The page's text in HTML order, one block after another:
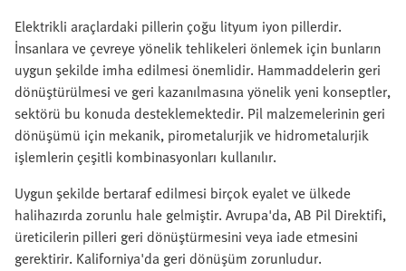
Elektrikli araçlardaki pillerin çoğu lityum iyon pillerdir.
İnsanlara ve çevreye yönelik tehlikeleri önlemek için bunların
uygun şekilde imha edilmesi önemlidir. Hammaddelerin geri
dönüştürülmesi ve geri kazanılmasına yönelik yeni konseptler,
sektörü bu konuda desteklemektedir. Pil malzemelerinin geri
dönüşümü için mekanik, pirometalurjik ve hidrometalurjik
işlemlerin çeşitli kombinasyonları kullanılır.
Uygun şekilde bertaraf edilmesi birçok eyalet ve ülkede
halihazırda zorunlu hale gelmiştir. Avrupa'da, AB Pil Direktifi,
üreticilerin pilleri geri dönüştürmesini veya iade etmesini
gerektirir. Kaliforniya'da geri dönüşüm zorunludur.